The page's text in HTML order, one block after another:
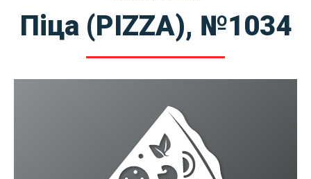
Піца (PIZZA), №1034